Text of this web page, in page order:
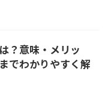
？意味・メリッ
でわかりやすく解